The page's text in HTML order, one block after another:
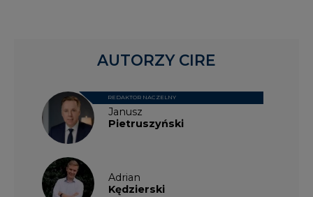
Janusz
Pietruszyński
REDAKTOR NACZELNY
Adrian
Kędzierski
AUTORZY CIRE